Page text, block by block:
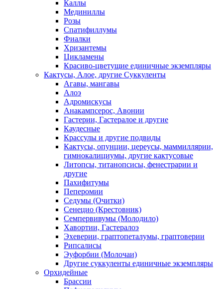
Каллы
Мединиллы
Розы
Спатифиллумы
Фиалки
Хризантемы
Цикламены
Красиво-цветущие единичные экземпляры
Кактусы, Алое, другие Суккуленты
Агавы, мангавы
Алоэ
Адромискусы
Анакампсерос, Авонии
Гастерии, Гастералое и другие
Каудесные
Крассулы и другие подвиды
Кактусы, опунции, цереусы, маммиллярии,
гимнокалициумы, другие кактусовые
Литопсы, титанопсисы, фенестрарии и
другие
Пахифитумы
Пеперомии
Седумы (Очитки)
Сенецио (Крестовник)
Семпервивумы (Молодило)
Хавортии, Гастералоэ
Эхеверии, граптопеталумы, граптоверии
Рипсалисы
Эуфорбии (Молочаи)
Другие суккуленты единичные экземпляры
Орхидейные
Брассии